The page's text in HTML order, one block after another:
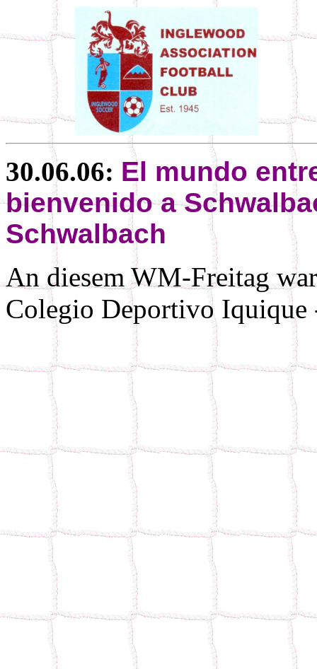
30.06.06: El mundo
bienvenido a
Schwalbach
An diesem WM-Freitag
Colegio Deportivo Iquique